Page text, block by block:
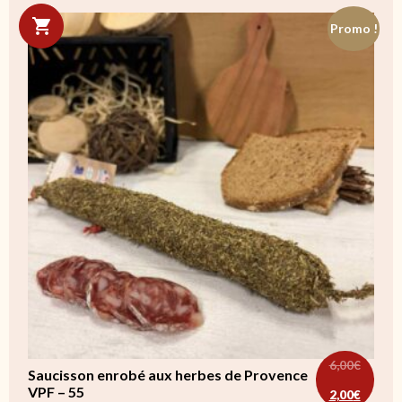
Promo !
Saucisson enrobé aux herbes de Provence
VPF – 55
6,00€
Le prix
2,00€
Le prix